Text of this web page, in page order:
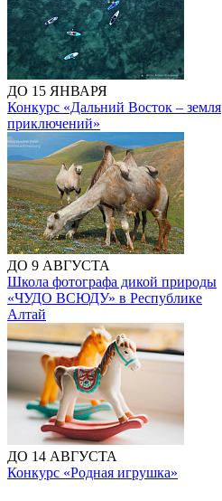
ДО 15 ЯНВАРЯ
Конкурс «Дальний Восток – земля
приключений»
ДО 9 АВГУСТА
Школа фотографа дикой природы
«ЧУДО ВСЮДУ» в Республике
Алтай
ДО 14 АВГУСТА
Конкурс «Родная игрушка»